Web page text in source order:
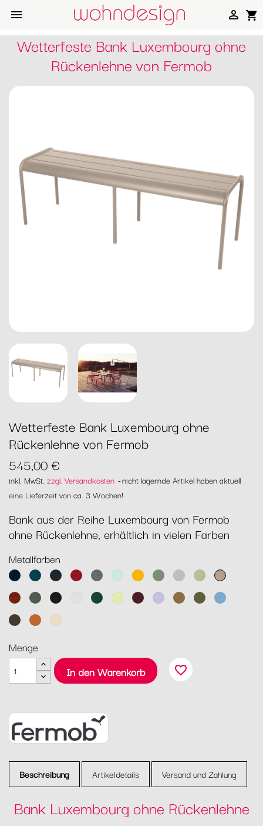
 shopping_cart

Wetterfeste Bank Luxembourg ohne
Rückenlehne von Fermob
Wetterfeste Bank Luxembourg ohne
Rückenlehne von Fermob
545,00 €
inkl. MwSt. zzgl. Versandkosten nicht lagernde Artikel haben aktuell
eine Lieferzeit von ca. 3 Wochen!
Bank aus der Reihe Luxembourg von Fermob
ohne Rückenlehne, erhältlich in vielen Farben
Metallfarben
AbyssblauAcapulcoblau
Anthrazit
Chili Gewittergrau
Gletscherminze
HonigKaktusLehmgrau
LindgrünMuskat
OckerRosmarin
Lakritz Baumwollweiß
Zederngrün
Zitronensorbet
Schwarzkirsche
Marshmallo
Lebkuchen
PestoMaya
TonkaKandierte
Latte-
Menge
In den Warenkorb
favorite_border
Beschreibung Artikeldetails Versand und Zahlung
Bank Luxembourg ohne Rückenlehne